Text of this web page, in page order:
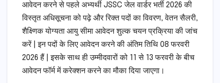
आवेदन करने से पहले अभ्यर्थी JSSC जेल वार्डर भर्ती 2026 की
विस्तृत अधिसूचना को पढ़े और रिक्त पदों का विवरण, वेतन सैलरी,
शैक्ष्णिक योग्यता आयु सीमा आवेदन शुल्क चयन प्रक्रिया की जांच
करें | इन पदों के लिए आवेदन करने की अंतिम तिथि 08 फरवरी
2026 हैं | इसके साथ ही उम्मीदवारों को 11 से 13 फरवरी के बीच
आवेदन फॉर्म में करेक्शन करने का मौका दिया जाएगा।